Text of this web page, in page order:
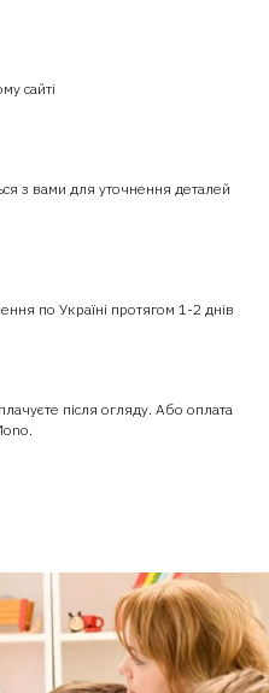
сайті
з вами для уточнення деталей
по Україні протягом 1-2 днів
після огляду. Або оплата